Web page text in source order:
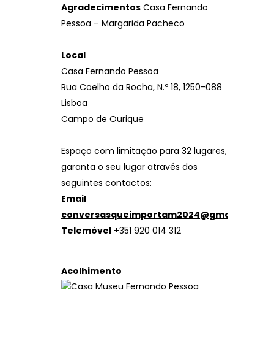
Agradecimentos Casa Fernando
Pessoa – Margarida Pacheco
Local
Casa Fernando Pessoa
Rua Coelho da Rocha, N.º 18, 1250-088
Lisboa
Campo de Ourique
Espaço com limitação para 32 lugares,
garanta o seu lugar através dos
seguintes contactos:
Email
conversasqueimportam2024@gmail.com
Telemóvel +351 920 014 312
Acolhimento